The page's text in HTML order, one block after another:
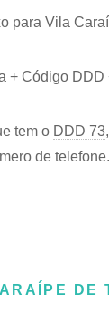
para Vila
+ Código
tem o DDD 73
de
DE